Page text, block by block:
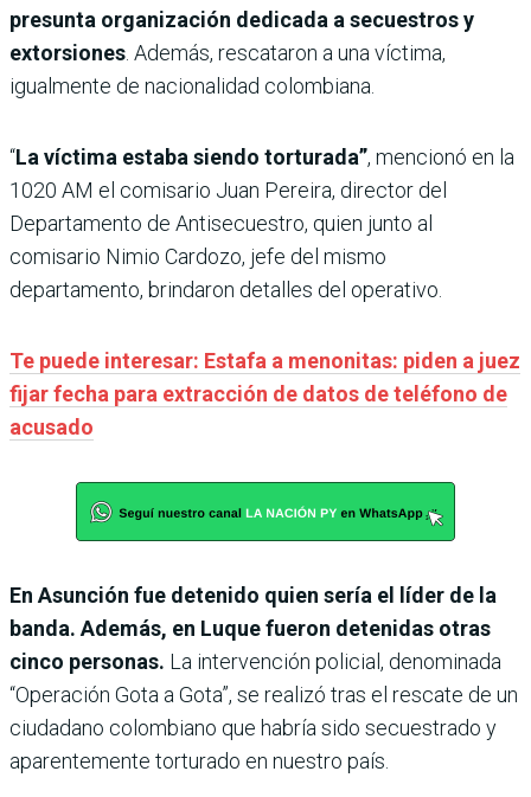
presunta organización dedicada a secuestros y
extorsiones . Además, rescataron a una víctima,
igualmente de nacionalidad colombiana.
“La víctima estaba siendo torturada”, mencionó en la
1020 AM el comisario Juan Pereira, director del
Departamento de Antisecuestro, quien junto al
comisario Nimio Cardozo, jefe del mismo
departamento, brindaron detalles del operativo.
Te puede interesar: Estafa a menonitas: piden a juez
fijar fecha para extracción de datos de teléfono de
acusado
En Asunción fue detenido quien sería el líder de la
banda. Además, en Luque fueron detenidas otras
cinco personas. La intervención policial, denominada
“Operación Gota a Gota”, se realizó tras el rescate de un
ciudadano colombiano que habría sido secuestrado y
aparentemente torturado en nuestro país.